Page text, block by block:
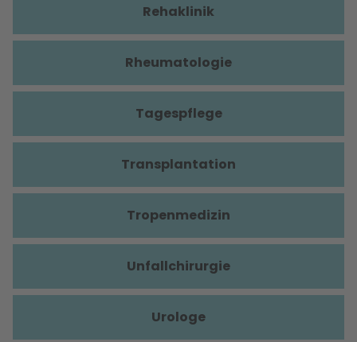
Rehaklinik
Rheumatologie
Tagespflege
Transplantation
Tropenmedizin
Unfallchirurgie
Urologe